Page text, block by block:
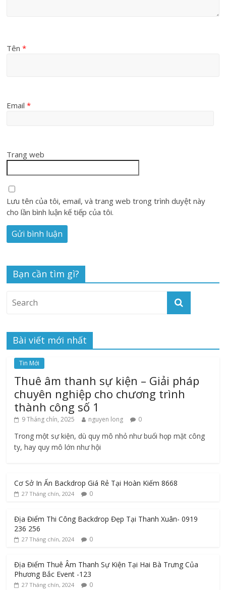
Tên*
Email*
Trang web
Lưu tên của tôi, email, và trang web trong trình duyệt này
cho lần bình luận kế tiếp của tôi.
Bạn cần tìm gì?
Bài viết mới nhất
Tin Mới
Thuê âm thanh sự kiện – Giải pháp
chuyên nghiệp cho chương trình
thành công số 1
9 Tháng chín, 2025 nguyen long 0
Trong một sự kiện, dù quy mô nhỏ như buổi họp mặt công
ty, hay quy mô lớn như hội
Cơ Sở In Ấn Backdrop Giá Rẻ Tại Hoàn Kiếm 8668
27 Tháng chín, 2024 0
Địa Điểm Thi Công Backdrop Đẹp Tại Thanh Xuân- 0919
236 256
27 Tháng chín, 2024 0
Địa Điểm Thuê Âm Thanh Sự Kiện Tại Hai Bà Trưng Của
Phương Bắc Event -123
27 Tháng chín, 2024 0